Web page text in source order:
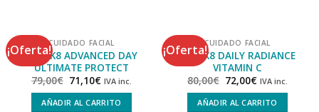
¡Oferta!CUIDADO FACIAL
MEDIK8 ADVANCED DAY
ULTIMATE PROTECT
79,00€ 71,10€ IVA inc.
AÑADIR AL CARRITO
¡Oferta!CUIDADO FACIAL
MEDIK8 DAILY RADIANCE
VITAMIN C
80,00€ 72,00€ IVA inc.
AÑADIR AL CARRITO